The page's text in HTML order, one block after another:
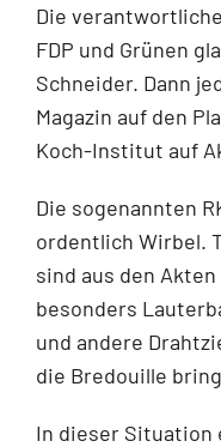
Die
FDP und Grünen
Schneider. Dann
Magazin auf den
Koch-Institut auf
Die sogenannten
ordentlich Wirbel.
sind aus den
besonders
und andere
die Bredouille
In dieser Situation